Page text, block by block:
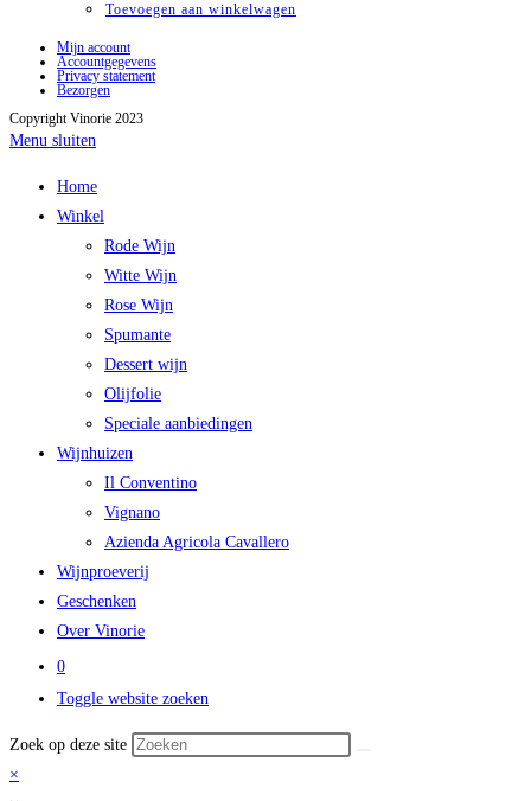
Toevoegen aan winkelwagen
Mijn account
Accountgegevens
Privacy statement
Bezorgen
Copyright Vinorie 2023
Menu sluiten
Home
Winkel
Rode Wijn
Witte Wijn
Rose Wijn
Spumante
Dessert wijn
Olijfolie
Speciale aanbiedingen
Wijnhuizen
Il Conventino
Vignano
Azienda Agricola Cavallero
Wijnproeverij
Geschenken
Over Vinorie
0
Toggle website zoeken
Zoek op deze site
×